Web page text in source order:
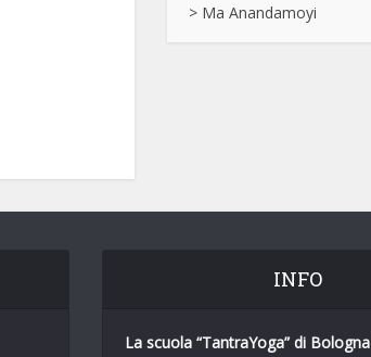
> Ma Anandamoyi
INFO
La scuola “TantraYoga” di Bologna